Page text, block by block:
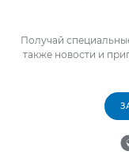
Получай
также новости и